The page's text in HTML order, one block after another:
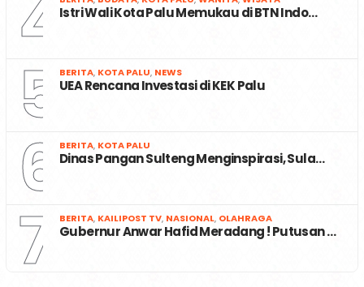
4 Istri Wali Kota Palu Memukau di BTN Indo…
5 BERITA, KOTA PALU, NEWS
UEA Rencana Investasi di KEK Palu
6 BERITA, KOTA PALU
Dinas Pangan Sulteng Menginspirasi, Sula…
7 BERITA, KAILIPOST TV, NASIONAL, OLAHRAGA
Gubernur Anwar Hafid Meradang ! Putusan …